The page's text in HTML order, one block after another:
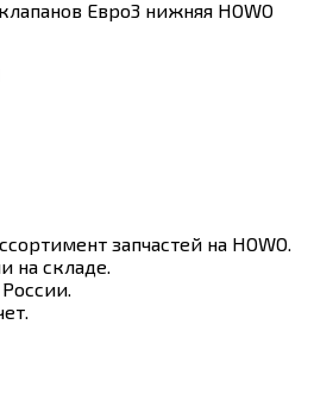
запчастей на HOWO.
на складе.